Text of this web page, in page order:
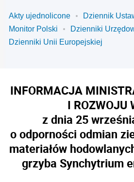
Akty ujednolicone
Dziennik
Monitor Polski
Dzienniki
Dzienniki Unii Europejskiej
INFORMACJA
I ROZWOJU
z dnia 25
o odporności odmian
materiałów
grzyba Synchytrium